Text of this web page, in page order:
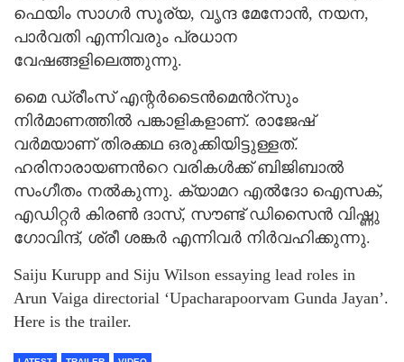
ഫെയിം സാഗര്‍ സൂര്യ, വൃന്ദ മേനോന്‍, നയന,
പാര്‍വതി എന്നിവരും പ്രധാന
വേഷങ്ങളിലെത്തുന്നു.
മൈ ഡ്രീംസ് എന്റര്‍ടൈന്‍മെന്‍റ്സും
നിര്‍മാണത്തില്‍ പങ്കാളികളാണ്. രാജേഷ്
വര്‍മയാണ് തിരക്കഥ ഒരുക്കിയിട്ടുള്ളത്.
ഹരിനാരായണന്‍റെ വരികള്‍ക്ക് ബിജിബാല്‍
സംഗീതം നല്‍കുന്നു. ക്യാമറ എല്‍ദോ ഐസക്,
എഡിറ്റര്‍ കിരണ്‍ ദാസ്, സൗണ്ട് ഡിസൈന്‍ വിഷ്ണു
ഗോവിന്ദ്, ശ്രീ ശങ്കര്‍ എന്നിവര്‍ നിര്‍വഹിക്കുന്നു.
Saiju Kurupp and Siju Wilson essaying lead roles in
Arun Vaiga directorial ‘Upacharapoorvam Gunda Jayan’.
Here is the trailer.